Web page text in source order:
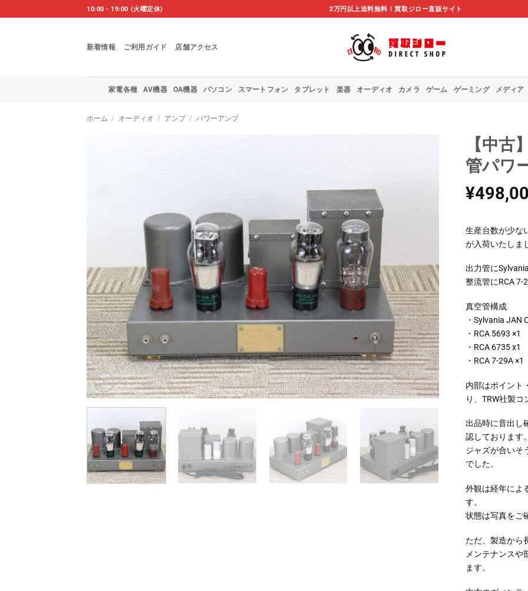
to
10:00 - 19:00 (火曜定休) 2万円以上送料無料！買取ジロー直販サイト
新着情報 ご利用ガイド 店舗アクセス
家電各種 AV機器 OA機器 パソコン スマートフォン タブレット 楽器 オーディオ カメラ ゲーム ゲーミング メディア
ホーム / オーディオ / アンプ / パワーアンプ
【中古
管パワ
¥
生産台数が少な
が入荷いたしま
出力管に
整流管にRCA 7-
真空管構成
・Sylvania JAN
・RCA 5693 ×1
・RCA 6735 x1
・RCA 7-29A ×1
内部はポイント
り、TRW社製コ
出品時に音出し
認しております。
ジャズが合いそ
でした。
外観は経年によ
す。
状態は写真をご
ただ、製造から
メンテナンスや
ます。